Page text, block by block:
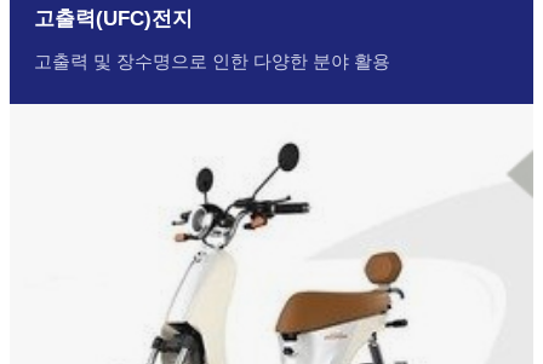
고출력(UFC)전지
고출력 및 장수명으로 인한 다양한 분야 활용